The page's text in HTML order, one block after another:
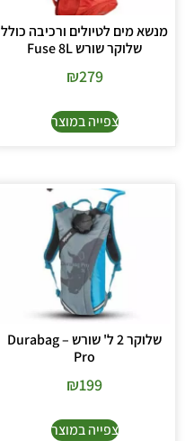
מנשא מים לטיולים ורכיבה כולל
שלוקר שורש Fuse 8L
₪279
צפייה במוצר
שלוקר 2 ל' שורש – Durabag
Pro
₪199
צפייה במוצר